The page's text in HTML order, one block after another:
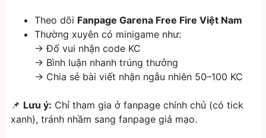
Theo dõi Fanpage Garena Free Fire Việt Nam
Thường xuyên có minigame như:
→ Đố vui nhận code KC
→ Bình luận nhanh trúng thưởng
→ Chia sẻ bài viết nhận ngẫu nhiên 50–100 KC
📌 Lưu ý: Chỉ tham gia ở fanpage chính chủ (có tick
xanh), tránh nhầm sang fanpage giả mạo.